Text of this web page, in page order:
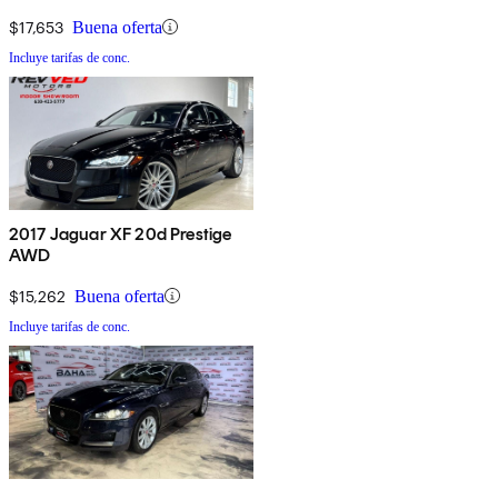
$17,653 Buena oferta
Incluye tarifas de conc.
2017 Jaguar XF 20d Prestige
AWD
$15,262 Buena oferta
Incluye tarifas de conc.